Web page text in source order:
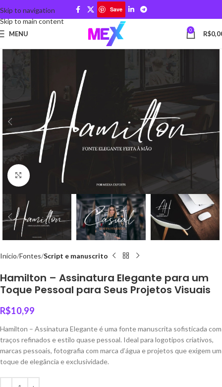
Skip to navigation
Skip to main content
Save
MENU 0 R$
Click to enlarge
Início Fontes Script e manuscrito
Hamilton – Assinatura Elegante para um
Toque Pessoal para Seus Projetos Visuais
R$10,99
Hamilton – Assinatura Elegante é uma fonte manuscrita sofisticada com
traços refinados e estilo quase pessoal. Ideal para logotipos criativos,
marcas pessoais, fotografia com marca d’água e projetos que exigem um
toque de elegância e exclusividade.